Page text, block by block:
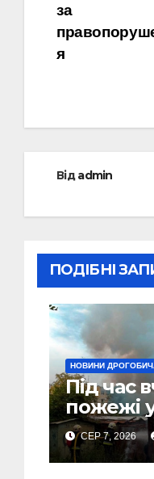
за
я
Відadmin
ПОДІБНІ
НОВИНИ
Під час
пожежі
“врятовано” 4
(Відео)
СЕР 7, 2026